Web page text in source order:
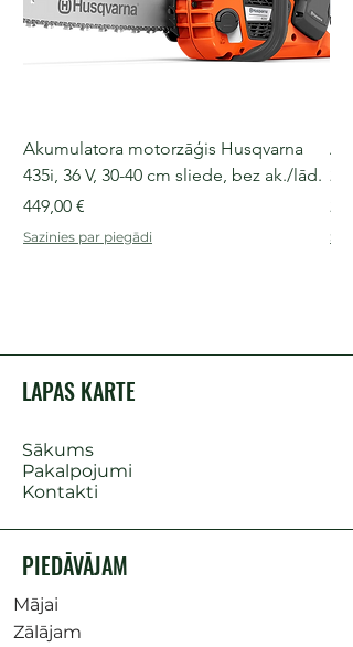
Akumulatora motorzāģis Husqvarna
435i, 36 V, 30-40 cm sliede, bez ak./lād.
Cena
449,00 €
Sazinies par piegādi
LAPAS KARTE
Sākums
Pakalpojumi
Kontakti
PIEDĀVĀJAM
Mājai
Zālājam